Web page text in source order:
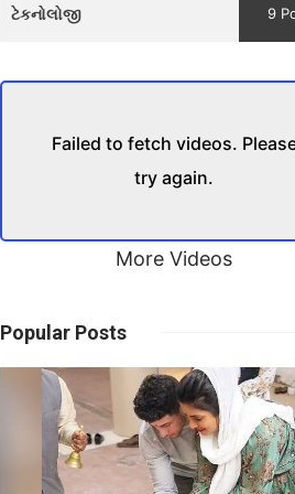
ટેકનોલોજી 9
Failed to fetch videos.
try again.
More Videos
Popular Posts